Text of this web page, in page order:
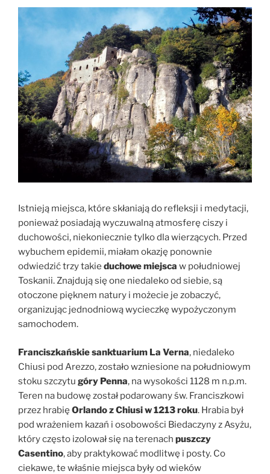
Istnieją miejsca, które skłaniają do refleksji i medytacji,
ponieważ posiadają wyczuwalną atmosferę ciszy i
duchowości, niekoniecznie tylko dla wierzących. Przed
wybuchem epidemii, miałam okazję ponownie
odwiedzić trzy takie duchowe miejsca w południowej
Toskanii. Znajdują się one niedaleko od siebie, są
otoczone pięknem natury i możecie je zobaczyć,
organizując jednodniową wycieczkę wypożyczonym
samochodem.
Franciszkańskie sanktuarium La Verna, niedaleko
Chiusi pod Arezzo, zostało wzniesione na południowym
stoku szczytu góry Penna, na wysokości 1128 m n.p.m.
Teren na budowę został podarowany św. Franciszkowi
przez hrabię Orlando z Chiusi w 1213 roku. Hrabia był
pod wrażeniem kazań i osobowości Biedaczyny z Asyżu,
który często izolował się na terenach puszczy
Casentino, aby praktykować modlitwę i posty. Co
ciekawe, te właśnie miejsca były od wieków